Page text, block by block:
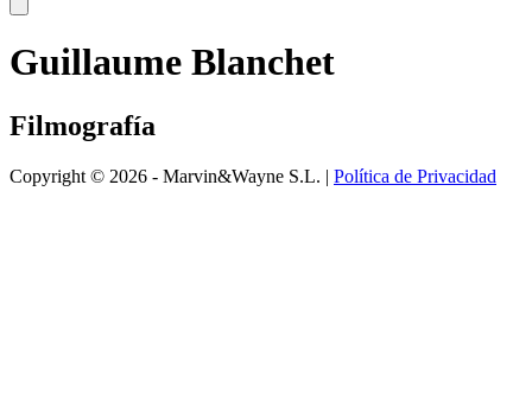
Guillaume Blanchet
Filmografía
Copyright © 2026 - Marvin&Wayne S.L. | Política de Privacidad